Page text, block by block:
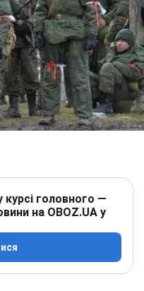
головного —
на OBOZ.UA у